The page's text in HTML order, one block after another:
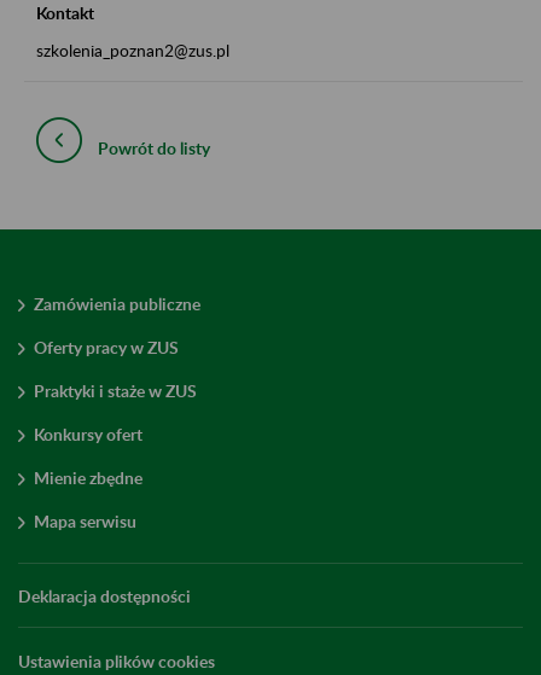
Kontakt
szkolenia_poznan2@zus.pl
Powrót do listy
Zamówienia publiczne
Oferty pracy w ZUS
Praktyki i staże w ZUS
Konkursy ofert
Mienie zbędne
Mapa serwisu
Deklaracja dostępności
Ustawienia plików cookies